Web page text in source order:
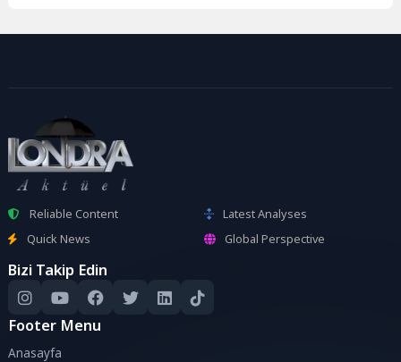
Reliable Content
Latest Analyses
Quick News
Global Perspective
Bizi Takip Edin
Footer Menu
Anasayfa